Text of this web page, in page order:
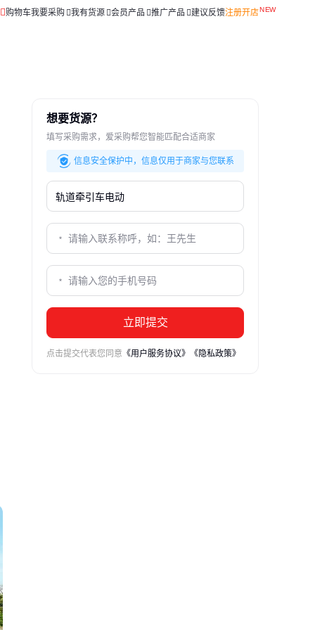
购物车我要采购 我有货源 会员产品 推广产品 建议反馈注册开店
想要货源？
填写采购需求，爱采购帮您智能匹配合适商家
信息安全保护中，信息仅用于商家与您联系
立即提交
点击提交代表您同意 《用户服务协议》 《隐私政策》